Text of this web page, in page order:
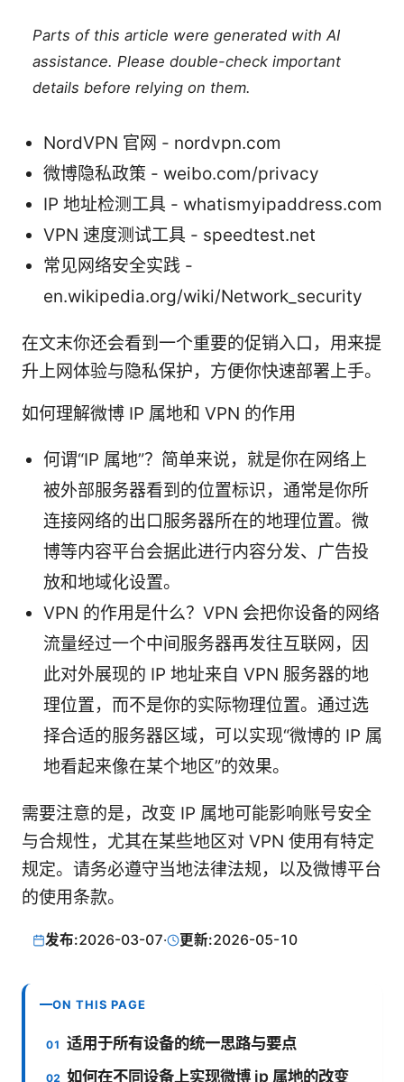
Parts of this article were generated with AI
assistance. Please double-check important
details before relying on them.
NordVPN 官网 - nordvpn.com
微博隐私政策 - weibo.com/privacy
IP 地址检测工具 - whatismyipaddress.com
VPN 速度测试工具 - speedtest.net
常见网络安全实践 -
en.wikipedia.org/wiki/Network_security
在文末你还会看到一个重要的促销入口，用来提
升上网体验与隐私保护，方便你快速部署上手。
如何理解微博 IP 属地和 VPN 的作用
何谓“IP 属地”？简单来说，就是你在网络上
被外部服务器看到的位置标识，通常是你所
连接网络的出口服务器所在的地理位置。微
博等内容平台会据此进行内容分发、广告投
放和地域化设置。
VPN 的作用是什么？VPN 会把你设备的网络
流量经过一个中间服务器再发往互联网，因
此对外展现的 IP 地址来自 VPN 服务器的地
理位置，而不是你的实际物理位置。通过选
择合适的服务器区域，可以实现“微博的 IP 属
地看起来像在某个地区”的效果。
需要注意的是，改变 IP 属地可能影响账号安全
与合规性，尤其在某些地区对 VPN 使用有特定
规定。请务必遵守当地法律法规，以及微博平台
的使用条款。
发布:2026-03-07· 更新:2026-05-10
ON THIS PAGE
适用于所有设备的统一思路与要点
如何在不同设备上实现微博 ip 属地的改变